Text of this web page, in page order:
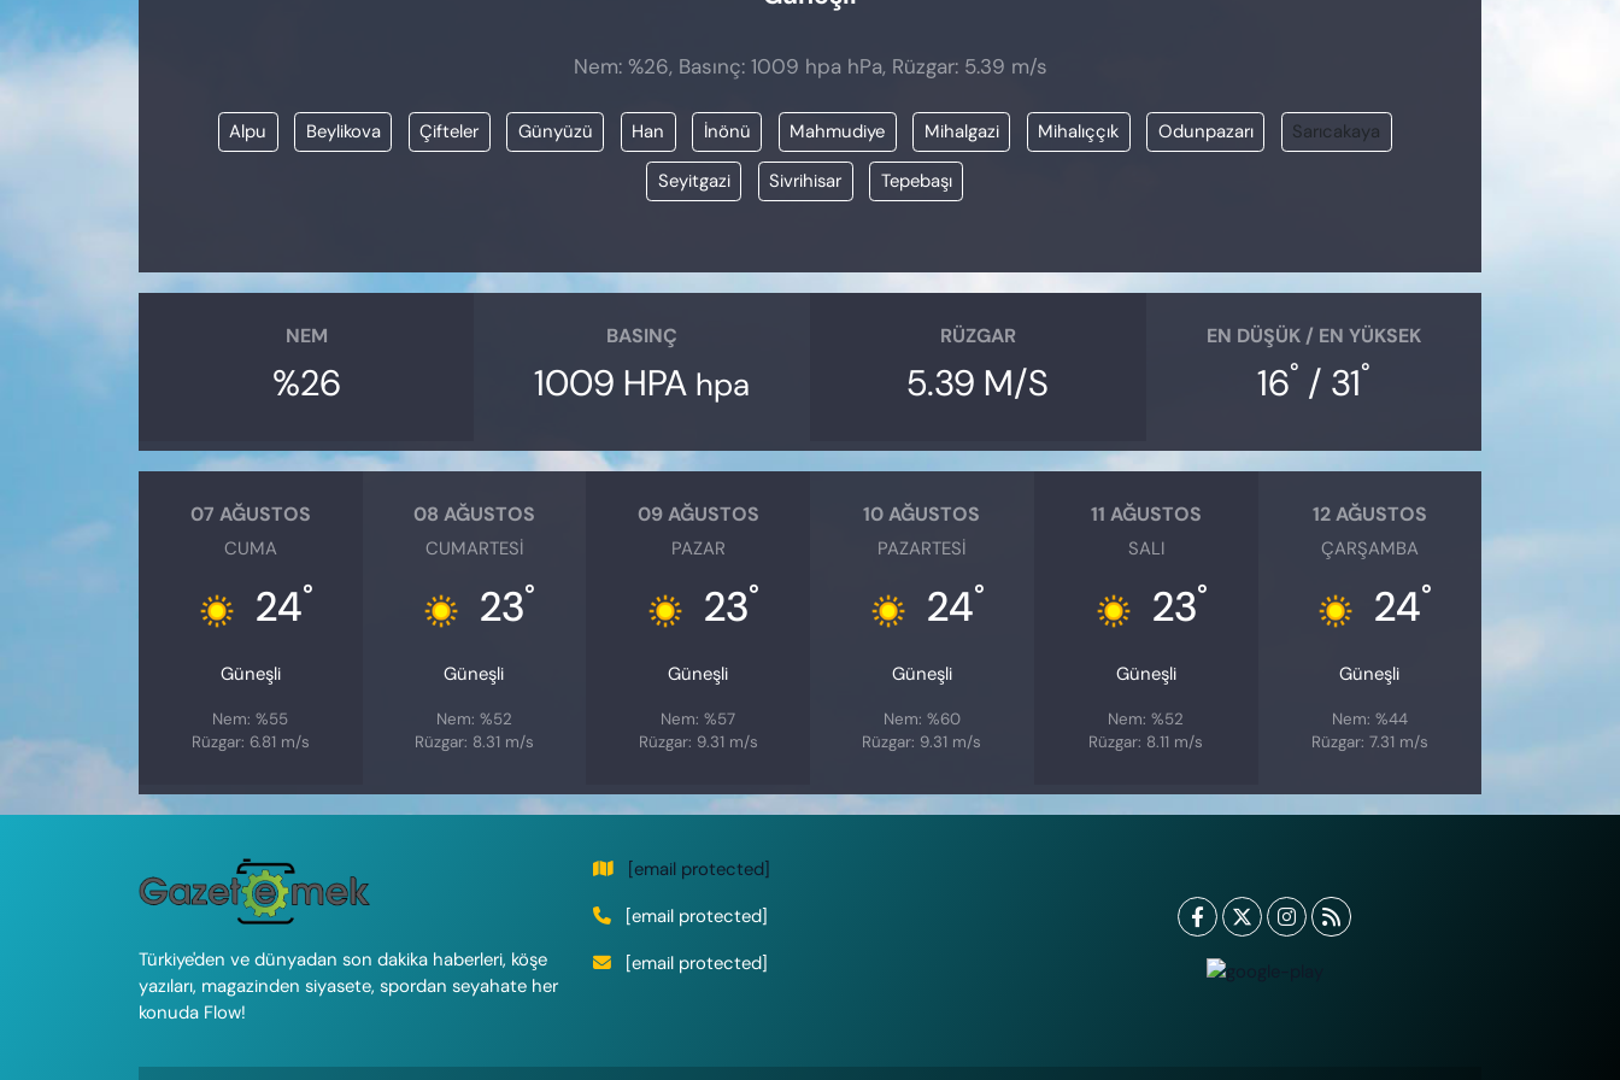
Nem: %26, Basınç: 1009 hpa hPa, Rüzgar: 5.39 m/s
Alpu Beylikova Çifteler Günyüzü Han İnönü Mahmudiye Mihalgazi Mihalıççık Odunpazarı Sarıcakaya
Seyitgazi Sivrihisar Tepebaşı
NEM
%26
BASINÇ
1009 HPA hpa
RÜZGAR
5.39 M/S
EN DÜŞÜK / EN YÜKSEK
16° / 31°
07 AĞUSTOS
CUMA
24°
Güneşli
Nem: %55
Rüzgar: 6.81 m/s
08 AĞUSTOS
CUMARTESI
23°
Güneşli
Nem: %52
Rüzgar: 8.31 m/s
09 AĞUSTOS
PAZAR
23°
Güneşli
Nem: %57
Rüzgar: 9.31 m/s
10 AĞUSTOS
PAZARTESI
24°
Güneşli
Nem: %60
Rüzgar: 9.31 m/s
11 AĞUSTOS
SALI
23°
Güneşli
Nem: %52
Rüzgar: 8.11 m/s
12 AĞUSTOS
ÇARŞAMBA
24°
Güneşli
Nem: %44
Rüzgar: 7.31 m/s
Türkiye'den ve dünyadan son dakika haberleri, köşe
yazıları, magazinden siyasete, spordan seyahate her
konuda Flow!
[email protected]
[email protected]
[email protected]
VAN VE DİYARBAKIR HABERLERİ